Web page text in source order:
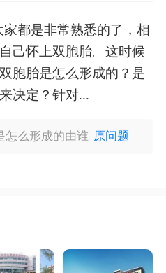
都是非常熟悉的了，相
己怀上双胞胎。这时候
胞胎是怎么形成的？是
决定？针对...
怎么形成的由谁 原问题